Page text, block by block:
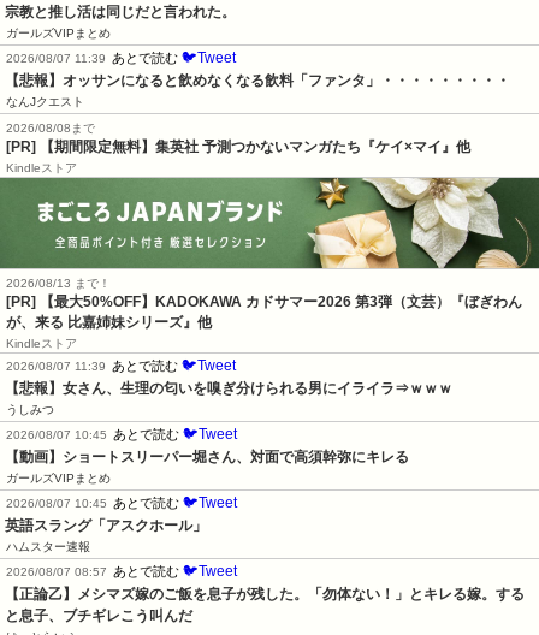
宗教と推し活は同じだと言われた。
ガールズVIPまとめ
2026/08/07 11:39
あとで読む 🐦Tweet
【悲報】オッサンになると飲めなくなる飲料「ファンタ」・・・・・・・・・
なんJクエスト
2026/08/08まで
[PR] 【期間限定無料】集英社 予測つかないマンガたち『ケイ×マイ』他
Kindleストア
2026/08/13 まで！
[PR]
【最大50%OFF】KADOKAWA カドサマー2026 第3弾（文芸）『ぼぎわん
が、来る 比嘉姉妹シリーズ』他
Kindleストア
2026/08/07 11:39
あとで読む 🐦Tweet
【悲報】女さん、生理の匂いを嗅ぎ分けられる男にイライラ⇒ｗｗｗ
うしみつ
2026/08/07 10:45
あとで読む 🐦Tweet
【動画】ショートスリーパー堀さん、対面で高須幹弥にキレる
ガールズVIPまとめ
2026/08/07 10:45
あとで読む 🐦Tweet
英語スラング「アスクホール」
ハムスター速報
2026/08/07 08:57
あとで読む 🐦Tweet
【正論乙】メシマズ嫁のご飯を息子が残した。「勿体ない！」とキレる嫁。する
と息子、ブチギレこう叫んだ